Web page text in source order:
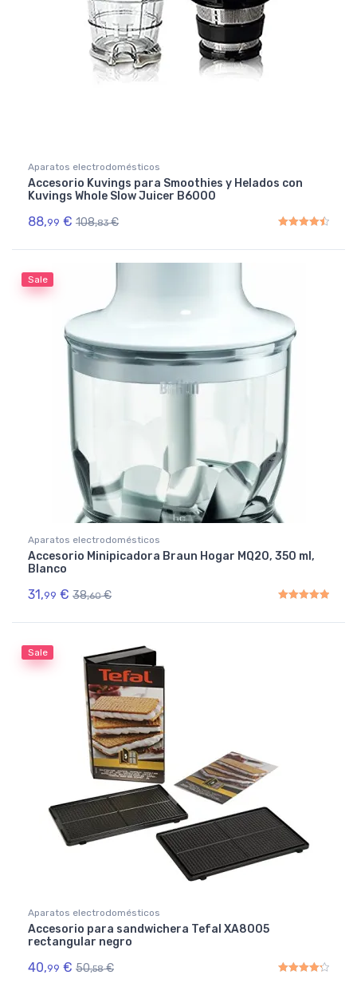
Aparatos electrodomésticos
Accesorio Kuvings para Smoothies y Helados con
Kuvings Whole Slow Juicer B6000
88,99 € 108,83 €
Sale
Aparatos electrodomésticos
Accesorio Minipicadora Braun Hogar MQ20, 350 ml,
Blanco
31,99 € 38,60 €
Sale
Aparatos electrodomésticos
Accesorio para sandwichera Tefal XA8005
rectangular negro
40,99 € 50,58 €